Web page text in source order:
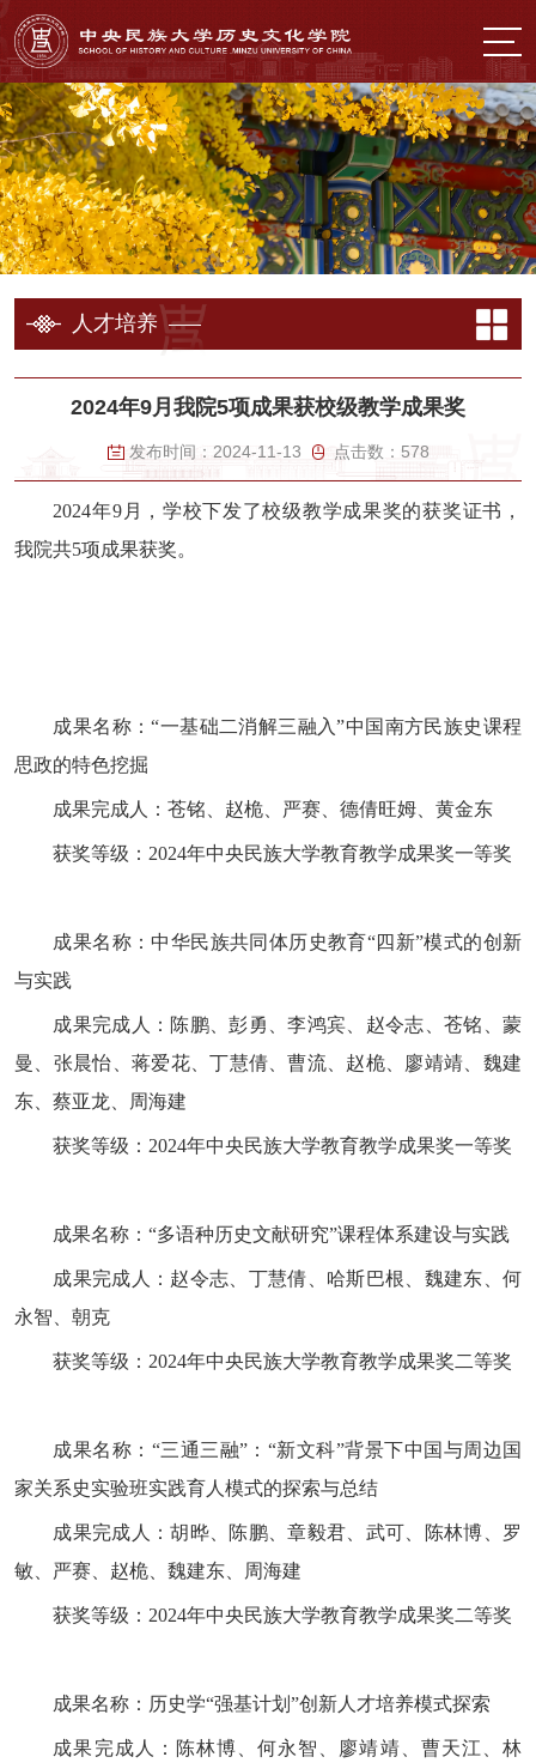
人才培养
2024年9月我院5项成果获校级教学成果奖
发布时间： 2024-11-13 点击数： 578
2024年9月，学校下发了校级教学成果奖的获奖证书，
我院共5项成果获奖。
成果名称：“一基础二消解三融入”中国南方民族史课程
思政的特色挖掘
成果完成人：苍铭、赵桅、严赛、德倩旺姆、黄金东
获奖等级：2024年中央民族大学教育教学成果奖一等奖
成果名称：中华民族共同体历史教育“四新”模式的创新
与实践
成果完成人：陈鹏、彭勇、李鸿宾、赵令志、苍铭、蒙
曼、张晨怡、蒋爱花、丁慧倩、曹流、赵桅、廖靖靖、魏建
东、蔡亚龙、周海建
获奖等级：2024年中央民族大学教育教学成果奖一等奖
成果名称：“多语种历史文献研究”课程体系建设与实践
成果完成人：赵令志、丁慧倩、哈斯巴根、魏建东、何
永智、朝克
获奖等级：2024年中央民族大学教育教学成果奖二等奖
成果名称：“三通三融”：“新文科”背景下中国与周边国
家关系史实验班实践育人模式的探索与总结
成果完成人：胡晔、陈鹏、章毅君、武可、陈林博、罗
敏、严赛、赵桅、魏建东、周海建
获奖等级：2024年中央民族大学教育教学成果奖二等奖
成果名称：历史学“强基计划”创新人才培养模式探索
成果完成人：陈林博、何永智、廖靖靖、曹天江、林